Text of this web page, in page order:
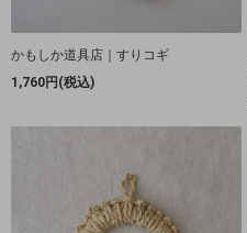
かもしか道具店｜すりコギ
1,760円(税込)